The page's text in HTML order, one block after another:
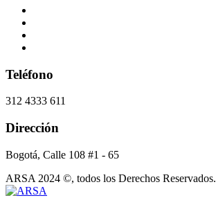
Teléfono
312 4333 611
Dirección
Bogotá, Calle 108 #1 - 65
ARSA 2024 ©, todos los Derechos Reservados.